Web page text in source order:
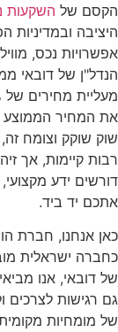
הקסם של השקעות
היציבה
אפשרויות נכס,
הנדל"ן של דובאי
שוק שוקק וצומח זה,
רבות קיימות, אך
דורשים ידע
אתכם יד ביד.
כחברה ישראלית
של דובאי, אנו
גם רגישות לצרכים
של מומחיות